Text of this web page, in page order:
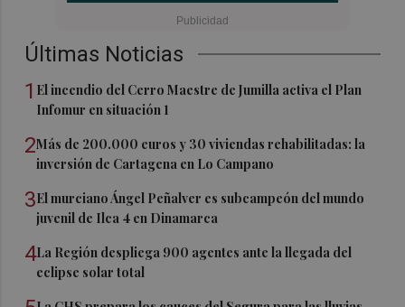
Últimas Noticias
1 El incendio del Cerro Maestre de Jumilla activa el Plan
Infomur en situación 1
2Más de 200.000 euros y 30 viviendas rehabilitadas: la
inversión de Cartagena en Lo Campano
3El murciano Ángel Peñalver es subcampeón del mundo
juvenil de Ilca 4 en Dinamarca
4La Región despliega 900 agentes ante la llegada del
eclipse solar total